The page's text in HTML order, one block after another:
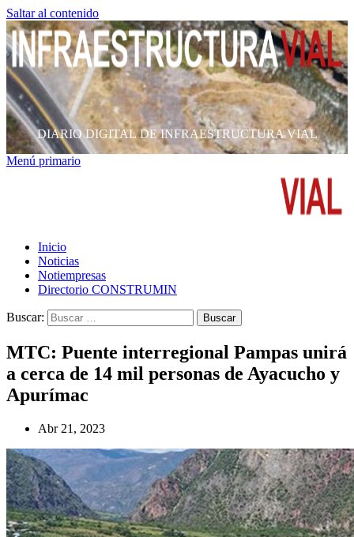
Saltar al contenido
DIARIO DIGITAL DE INFRAESTRUCTURA VIAL
Menú primario
Inicio
Noticias
Notiempresas
Directorio CONSTRUMIN
Buscar:
MTC: Puente interregional Pampas unirá
a cerca de 14 mil personas de Ayacucho y
Apurímac
Abr 21, 2023